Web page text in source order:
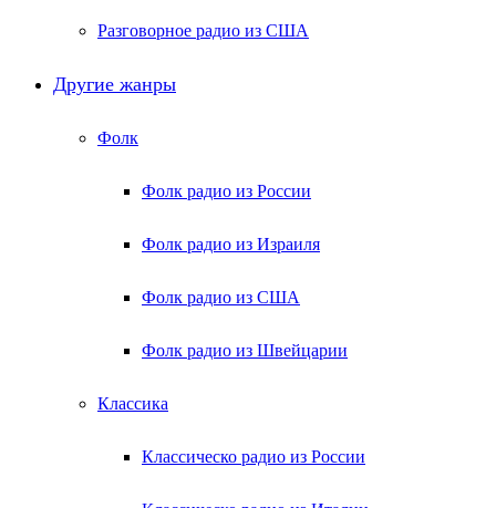
Разговорное радио из США
Другие жанры
Фолк
Фолк радио из России
Фолк радио из Израиля
Фолк радио из США
Фолк радио из Швейцарии
Классика
Классическо радио из России